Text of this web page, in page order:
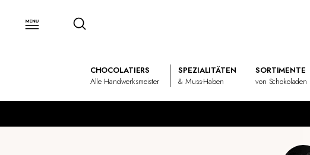
CHOCOLATIERS
Alle Handwerksmeister
SPEZIALITÄTEN
& Muss-Haben
SORTIMENTE
von Schokoladen